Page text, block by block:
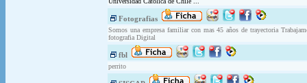
Fotografias
Somos una empresa familiar con mas 45 años de trayectoria
fotografia Digital
fbl
perrito